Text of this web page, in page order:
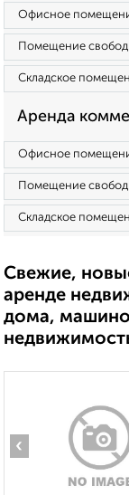
Офисное
Помещение
Складское
Аренда
Офисное
Помещение
Складское
Свежие,
аренде
дома,
‹